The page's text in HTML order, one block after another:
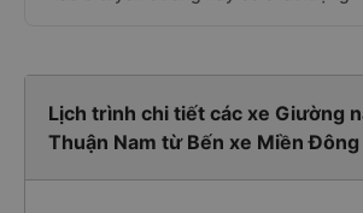
Lịch trình chi tiết các xe Giường
Thuận Nam từ Bến xe Miền Đông